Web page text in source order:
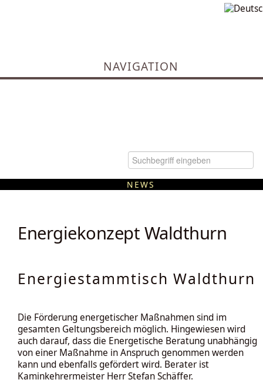
NAVIGATION
NEWS
Energiekonzept Waldthurn
Energiestammtisch Waldthurn
Die Förderung energetischer Maßnahmen sind im
gesamten Geltungsbereich möglich. Hingewiesen wird
auch darauf, dass die Energetische Beratung unabhängig
von einer Maßnahme in Anspruch genommen werden
kann und ebenfalls gefördert wird. Berater ist
Kaminkehrermeister Herr Stefan Schäffer.